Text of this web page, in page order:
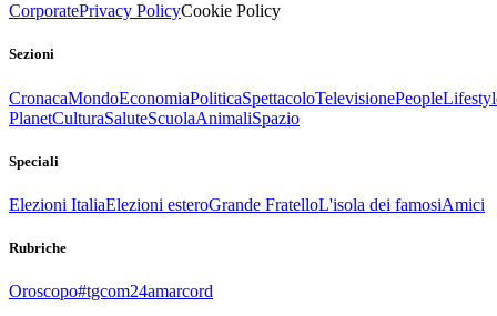
CorporatePrivacy PolicyCookie Policy
Sezioni
CronacaMondoEconomiaPoliticaSpettacoloTelevisionePeople
PlanetCulturaSaluteScuolaAnimaliSpazio
Speciali
Elezioni ItaliaElezioni esteroGrande FratelloL'isola dei famosiAmici
Rubriche
Oroscopo#tgcom24amarcord